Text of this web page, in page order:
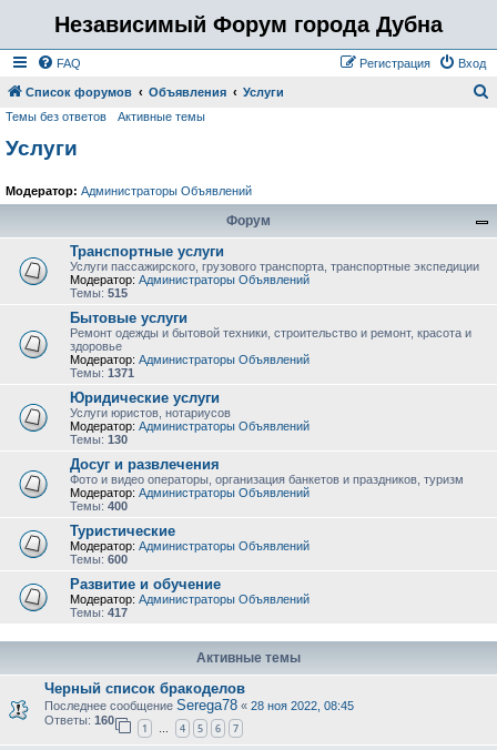
Независимый Форум города Дубна
FAQ Вход
Регистрация
Список форумов Объявления Услуги
Темы без ответов Активные темы
Услуги
Модератор: Администраторы Объявлений
Форум
Транспортные услуги
Услуги пассажирского, грузового транспорта, транспортные экспедиции
Модератор: Администраторы Объявлений
Темы: 515
Бытовые услуги
Ремонт одежды и бытовой техники, строительство и ремонт, красота и
здоровье
Модератор: Администраторы Объявлений
Темы: 1371
Юридические услуги
Услуги юристов, нотариусов
Модератор: Администраторы Объявлений
Темы: 130
Досуг и развлечения
Фото и видео операторы, организация банкетов и праздников, туризм
Модератор: Администраторы Объявлений
Темы: 400
Туристические
Модератор: Администраторы Объявлений
Темы: 600
Развитие и обучение
Модератор: Администраторы Объявлений
Темы: 417
Активные темы
Черный список бракоделов
Последнее сообщение Serega78 « 28 ноя 2022, 08:45
Ответы: 160
1 … 4 5 6 7